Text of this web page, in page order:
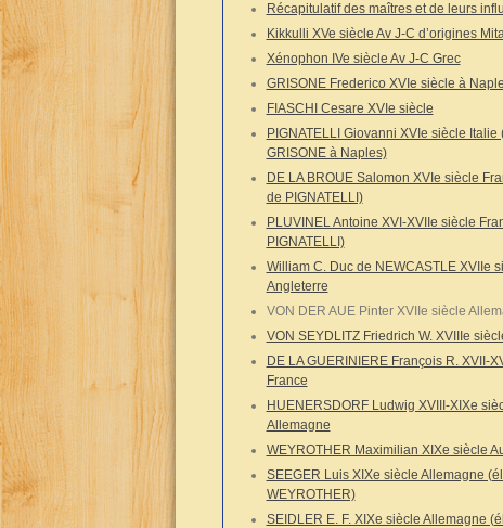
Récapitulatif des maîtres et de leurs
Kikkulli XVe siècle Av J-C d’origines
Xénophon IVe siècle Av J-C Grec
GRISONE Frederico XVIe siècle à
FIASCHI Cesare XVIe siècle
PIGNATELLI Giovanni XVIe siècle Italie
GRISONE à Naples)
DE LA BROUE Salomon XVIe siècle
de PIGNATELLI)
PLUVINEL Antoine XVI-XVIIe siècle
PIGNATELLI)
William C. Duc de NEWCASTLE XVIIe
Angleterre
VON DER AUE Pinter XVIIe siècle
VON SEYDLITZ Friedrich W. XVIIIe
DE LA GUERINIERE François R. XVII-
France
HUENERSDORF Ludwig XVIII-XIXe
Allemagne
WEYROTHER Maximilian XIXe siècle
SEEGER Luis XIXe siècle Allemagne
WEYROTHER)
SEIDLER E. F. XIXe siècle Allemagne